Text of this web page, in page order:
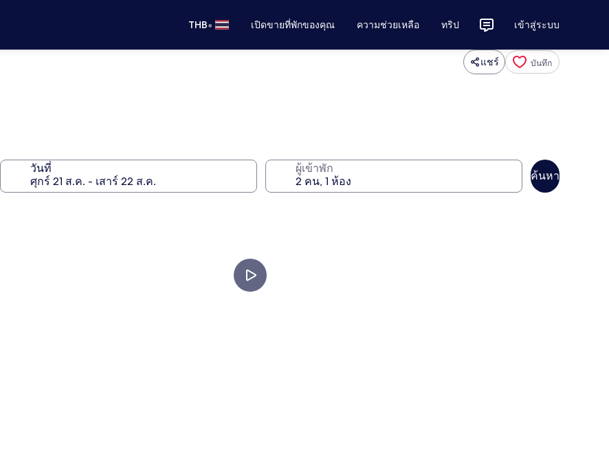
THB• เปิดขายที่พักของคุณ ความช่วยเหลือ ทริป เข้าสู่ระบบ
แชร์ บันทึก
วันที่ ผู้เข้าพัก
ค้นหา